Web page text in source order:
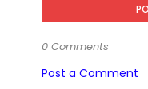
0 Comments
Post a Comment